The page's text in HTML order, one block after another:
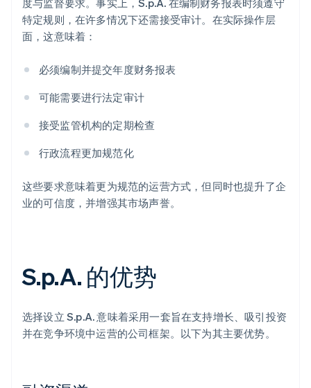
度与监督要求。事实上，S.p.A. 在编制财务报表时须遵守
特定规则，在许多情况下还需接受审计。在实际操作层
面，这意味着：
必须编制并提交年度财务报表
可能需要进行法定审计
接受监管机构的定期检查
行政流程更加规范化
这些要求意味着更为规范的运营方式，但同时也提升了企
业的可信度，并增强其市场声誉。
S.p.A. 的优势
选择设立 S.p.A. 意味着采用一套旨在支持增长、吸引投资
并在竞争环境中运营的公司框架。以下为其主要优势。